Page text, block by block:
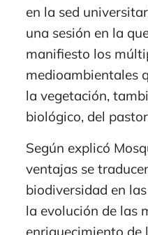
en la sed
una sesión en la
manifiesto los
medioambientales
la vegetación,
biológico, del
Según explicó
ventajas se
biodiversidad en
la evolución de las
enriquecimiento de